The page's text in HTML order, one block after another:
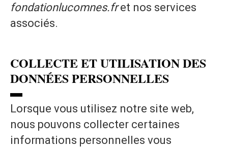
fondationlucomnes.fret nos services
associés.
COLLECTE ET UTILISATION DES
DONNÉES PERSONNELLES
▬
Lorsque vous utilisez notre site web,
nous pouvons collecter certaines
informations personnelles vous